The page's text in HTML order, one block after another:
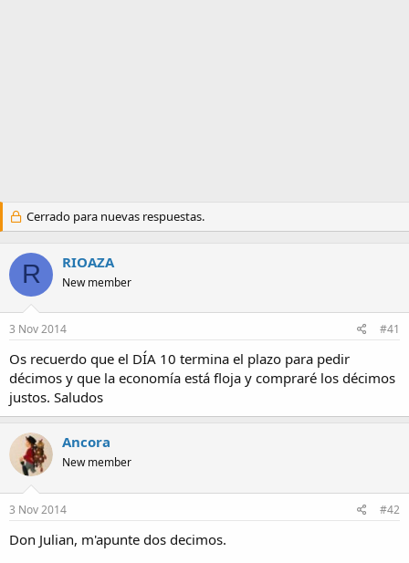
Cerrado para nuevas respuestas.
R RIOAZA
New member
3 Nov 2014 #41
Os recuerdo que el DÍA 10 termina el plazo para pedir
décimos y que la economía está floja y compraré los décimos
justos. Saludos
Ancora
New member
3 Nov 2014 #42
Don Julian, m'apunte dos decimos.